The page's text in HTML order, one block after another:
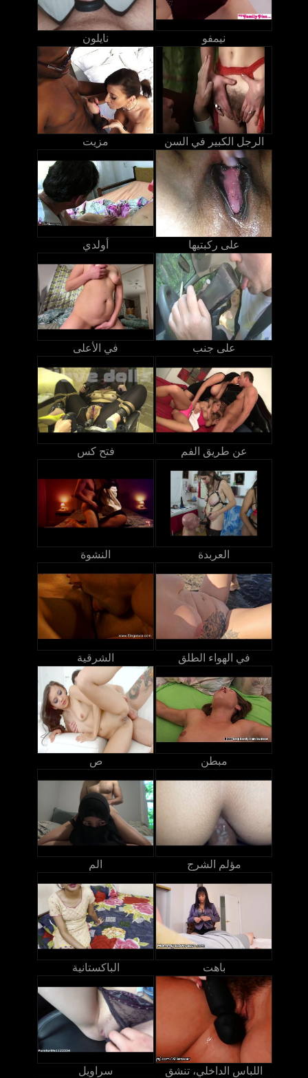
نايلون نيمفو
مزيت الرجل الكبير في السن
أولدي على ركبتيها
في الأعلى على جنب
فتح كس عن طريق الفم
النشوة العربدة
الشرقية في الهواء الطلق
ص مبطن
الم مؤلم الشرج
الباكستانية باهت
سراويل اللباس الداخلي، تنشق